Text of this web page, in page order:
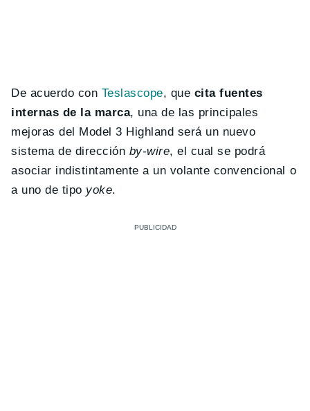
De acuerdo con Teslascope, que cita fuentes
internas de la marca, una de las principales
mejoras del Model 3 Highland será un nuevo
sistema de dirección by-wire, el cual se podrá
asociar indistintamente a un volante convencional o
a uno de tipo yoke.